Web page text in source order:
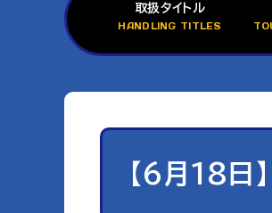
取扱タイトル
HANDLING TITLES
【6月18日